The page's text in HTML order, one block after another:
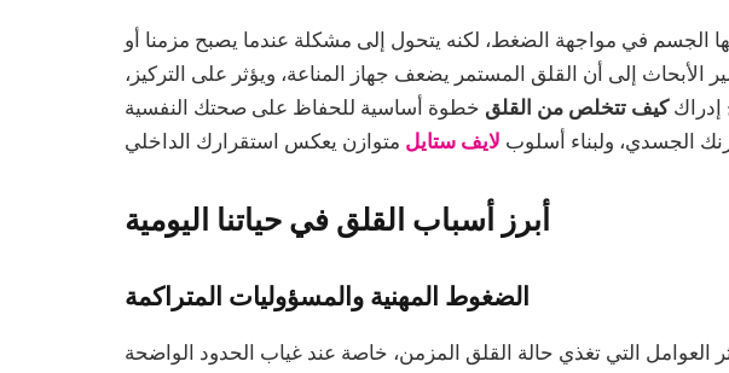
الجسم في مواجهة الضغط، لكنه يتحول إلى مشكلة عندما يصبح مزمنا أو
إلى أن القلق المستمر يضعف جهاز المناعة، ويؤثر على التركيز،
إدراككيف تتخلص من القلق خطوة أساسية للحفاظ على صحتك النفسية
الجسدي، ولبناء أسلوب لايف ستايل
أبرز أسباب القلق في حياتنا اليومية
الضغوط المهنية والمسؤوليات المتراكمة
العوامل التي تغذي حالة القلق المزمن، خاصة عند غياب الحدود الواضحة